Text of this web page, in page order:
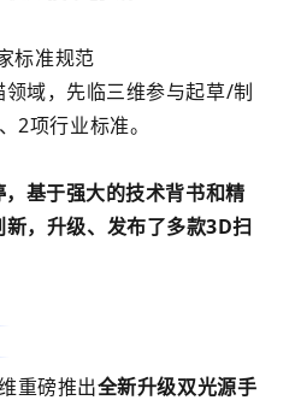
域，先临三维参与起草/制
2项行业标准。
基于强大的技术背书和精
，升级、发布了多款3D扫
重磅推出全新升级双光源手